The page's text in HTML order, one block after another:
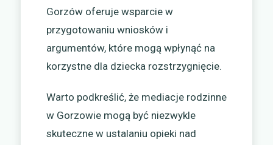
Gorzów oferuje wsparcie w
przygotowaniu wniosków i
argumentów, które mogą wpłynąć na
korzystne dla dziecka rozstrzygnięcie.
Warto podkreślić, że mediacje rodzinne
w Gorzowie mogą być niezwykle
skuteczne w ustalaniu opieki nad